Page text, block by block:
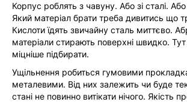
Корпус роблять з чавуну. Або зі сталі.
Який матеріал брати треба дивитись що
Кислоти їдять звичайну сталь миттєво.
матеріали стирають поверхні швидко.
міцніше підбирати.
Ущільнення робиться гумовими
металевими. Від них залежить чи буде
стані не повинно витікати нічого. Якість